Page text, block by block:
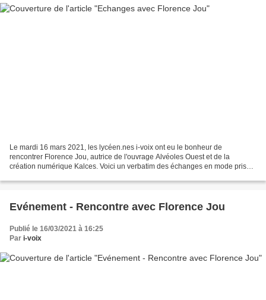
Le mardi 16 mars 2021, les lycéen.nes i-voix ont eu le bonheur de
rencontrer Florence Jou, autrice de l'ouvrage Alvéoles Ouest et de la
création numérique Kalces. Voici un verbatim des échanges en mode prise
Evénement - Rencontre avec Florence Jou
Publié le 16/03/2021 à 16:25
Par i-voix